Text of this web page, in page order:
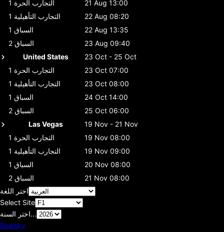
التجارب الحرة 1
21 Aug 13:00
التجارب التأهيلية 1
22 Aug 08:20
السباق 1
22 Aug 13:35
السباق 2
23 Aug 09:40
United States
23 Oct - 25 Oct
التجارب الحرة 1
23 Oct 07:00
التجارب التأهيلية 1
23 Oct 08:00
السباق 1
24 Oct 14:00
السباق 2
25 Oct 06:00
Las Vegas
19 Nov - 21 Nov
التجارب الحرة 1
19 Nov 08:00
التجارب التأهيلية 1
19 Nov 09:00
السباق 1
20 Nov 08:00
السباق 2
21 Nov 08:00
اختر اللغة
Select Site
اختر السنة...
Bluesky